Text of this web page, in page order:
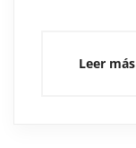
Leer más